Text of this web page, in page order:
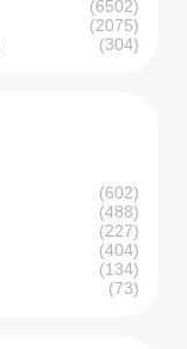
(6502)
(2075)
(304)
(602)
(488)
(227)
(404)
(134)
(73)